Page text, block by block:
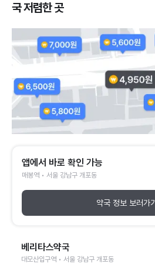
국 저렴한 곳
앱에서 바로 확인 가능
매봉역 • 서울 강남구 개포동
약국 정보 보러가기
베리타스약국
대모산입구역 • 서울 강남구 개포동